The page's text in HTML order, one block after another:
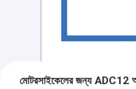
মোটরসাইকেলের জন্য ADC12